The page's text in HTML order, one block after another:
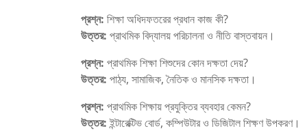
প্রশ্ন: শিক্ষা অধিদফতরের প্রধান কাজ কী?
উত্তর: প্রাথমিক বিদ্যালয় পরিচালনা ও নীতি বাস্তবায়ন।
প্রশ্ন: প্রাথমিক শিক্ষা শিশুদের কোন দক্ষতা দেয়?
উত্তর: পাঠ্য, সামাজিক, নৈতিক ও মানসিক দক্ষতা।
প্রশ্ন: প্রাথমিক শিক্ষায় প্রযুক্তির ব্যবহার কেমন?
উত্তর:ইন্টারেক্টিভ বোর্ড, কম্পিউটার ও ডিজিটাল শিক্ষণ উপকরণ।